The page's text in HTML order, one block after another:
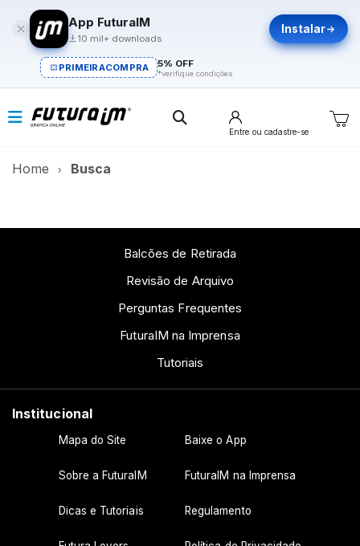
App FuturaIM
10 mil+ downloads
Instalar
PRIMEIRACOMPRA 5% OFF
*verifique condições
Entre ou cadastre-se
Home Busca
Balcões de Retirada
Revisão de Arquivo
Perguntas Frequentes
FuturaIM na Imprensa
Tutoriais
Institucional
Mapa do Site Baixe o App
Sobre a FuturaIM FuturaIM na Imprensa
Dicas e Tutoriais Regulamento